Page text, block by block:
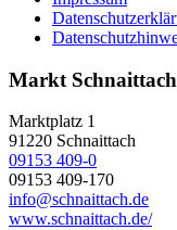
Markt Schnaittach
Marktplatz 1
91220 Schnaittach
09153 409-0
09153 409-170
info@schnaittach.de
www.schnaittach.de/